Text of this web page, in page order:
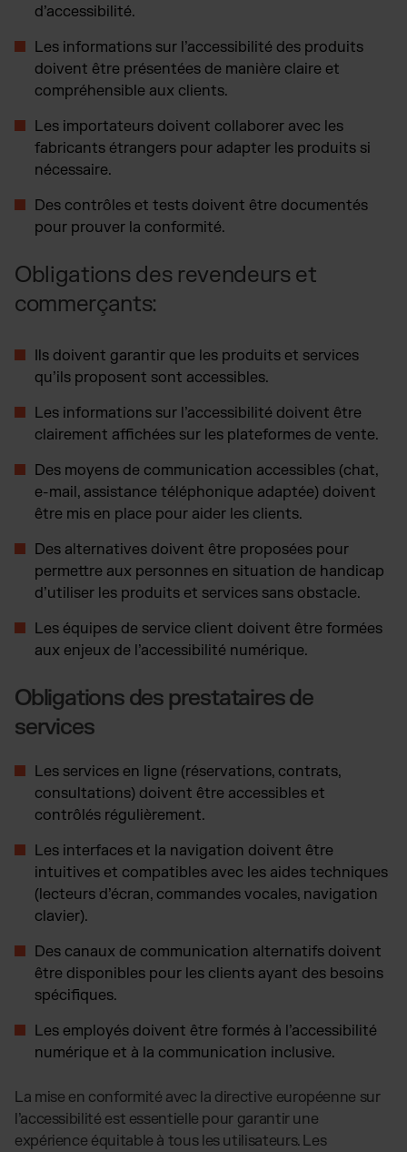
d’accessibilité.
Les informations sur l’accessibilité des produits
doivent être présentées de manière claire et
compréhensible aux clients.
Les importateurs doivent collaborer avec les
fabricants étrangers pour adapter les produits si
nécessaire.
Des contrôles et tests doivent être documentés
pour prouver la conformité.
Obligations des revendeurs et
commerçants:
Ils doivent garantir que les produits et services
qu’ils proposent sont accessibles.
Les informations sur l’accessibilité doivent être
clairement affichées sur les plateformes de vente.
Des moyens de communication accessibles (chat,
e-mail, assistance téléphonique adaptée) doivent
être mis en place pour aider les clients.
Des alternatives doivent être proposées pour
permettre aux personnes en situation de handicap
d’utiliser les produits et services sans obstacle.
Les équipes de service client doivent être formées
aux enjeux de l’accessibilité numérique.
Obligations des prestataires de
services
Les services en ligne (réservations, contrats,
consultations) doivent être accessibles et
contrôlés régulièrement.
Les interfaces et la navigation doivent être
intuitives et compatibles avec les aides techniques
(lecteurs d’écran, commandes vocales, navigation
clavier).
Des canaux de communication alternatifs doivent
être disponibles pour les clients ayant des besoins
spécifiques.
Les employés doivent être formés à l’accessibilité
numérique et à la communication inclusive.
La mise en conformité avec la directive européenne sur
l’accessibilité est essentielle pour garantir une
expérience équitable à tous les utilisateurs. Les